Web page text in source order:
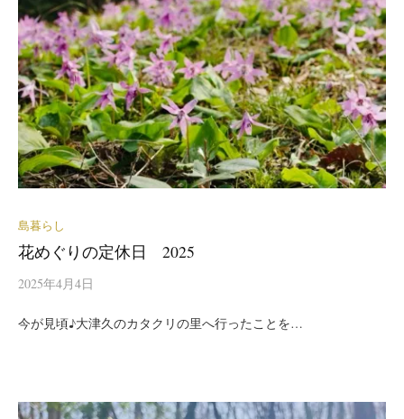
島暮らし
花めぐりの定休日 2025
2025年4月4日
今が見頃♪大津久のカタクリの里へ行ったことを…